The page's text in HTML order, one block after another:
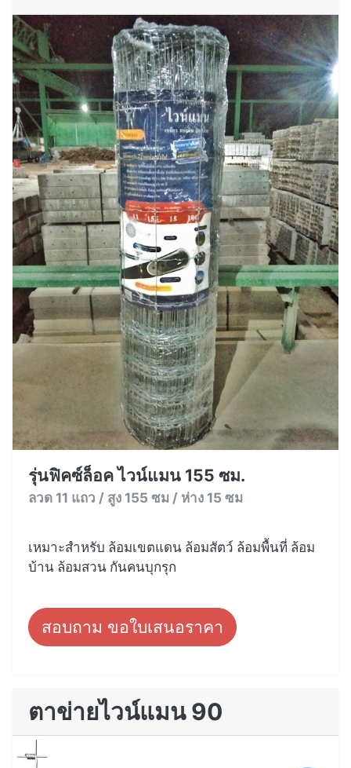
รุ่นฟิคซ์ล็อค ไวน์แมน 155 ซม.
ลวด 11 แถว / สูง 155 ซม / ห่าง 15 ซม
เหมาะสำหรับ ล้อมเขตแดน ล้อมสัตว์ ล้อมพื้นที่ ล้อม
บ้าน ล้อมสวน กันคนบุกรุก
สอบถาม ขอใบเสนอราคา
ตาข่ายไวน์แมน 90